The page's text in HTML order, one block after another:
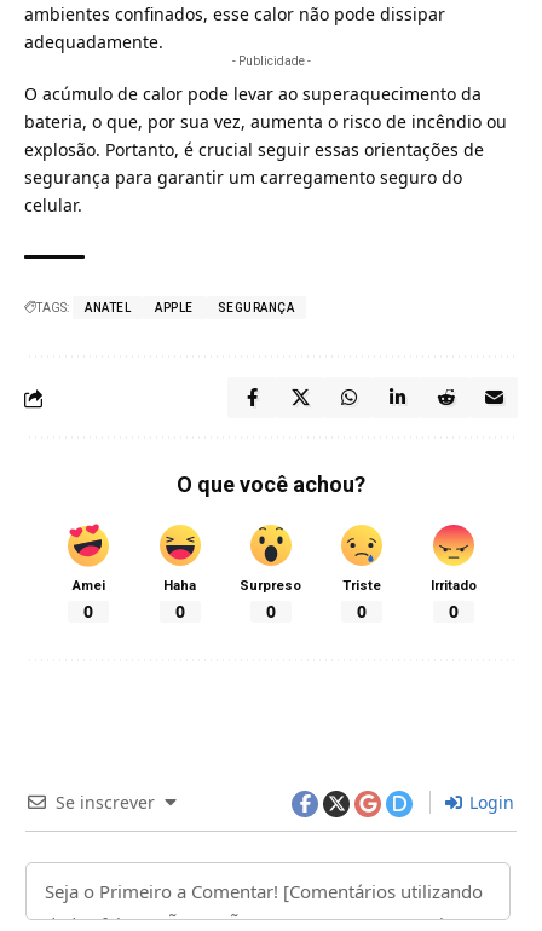
ambientes confinados, esse calor não pode dissipar
adequadamente.
- Publicidade -
O acúmulo de calor pode levar ao superaquecimento da
bateria, o que, por sua vez, aumenta o risco de incêndio ou
explosão. Portanto, é crucial seguir essas orientações de
segurança para garantir um carregamento seguro do
celular.
TAGS: ANATEL APPLE SEGURANÇA
O que você achou?
Amei
0
Haha
0
Surpreso
0
Triste
0
Irritado
0
Se inscrever Login